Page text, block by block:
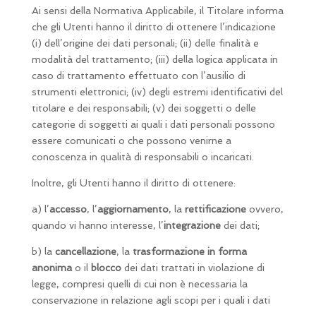
Ai sensi della Normativa Applicabile, il Titolare informa
che gli Utenti hanno il diritto di ottenere l’indicazione
(i) dell’origine dei dati personali; (ii) delle finalità e
modalità del trattamento; (iii) della logica applicata in
caso di trattamento effettuato con l’ausilio di
strumenti elettronici; (iv) degli estremi identificativi del
titolare e dei responsabili; (v) dei soggetti o delle
categorie di soggetti ai quali i dati personali possono
essere comunicati o che possono venirne a
conoscenza in qualità di responsabili o incaricati.
Inoltre, gli Utenti hanno il diritto di ottenere:
a) l’accesso, l’aggiornamento, la rettificazioneovvero,
quando vi hanno interesse, l’integrazionedei dati;
b) la cancellazione, la trasformazione in forma
anonimao il bloccodei dati trattati in violazione di
legge, compresi quelli di cui non è necessaria la
conservazione in relazione agli scopi per i quali i dati